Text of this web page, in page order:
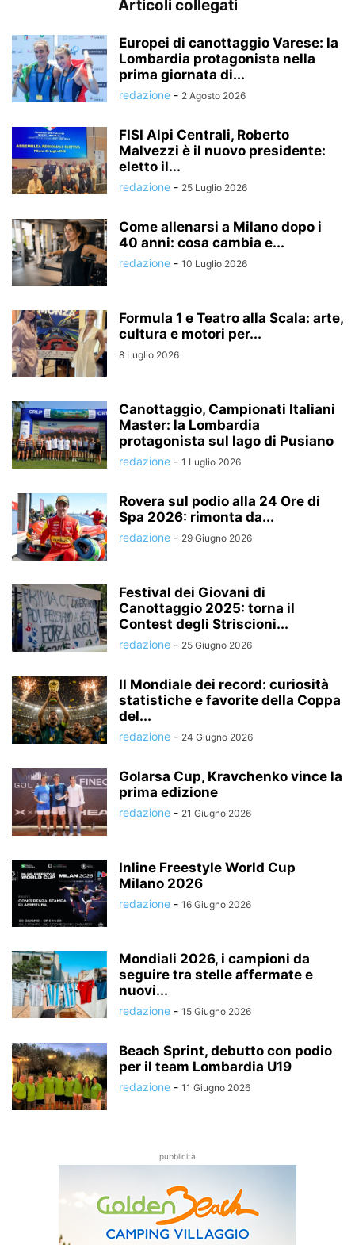
Articoli collegati
Europei di canottaggio Varese: la
Lombardia protagonista nella
prima giornata di...
redazione - 2 Agosto 2026
FISI Alpi Centrali, Roberto
Malvezzi è il nuovo presidente:
eletto il...
redazione - 25 Luglio 2026
Come allenarsi a Milano dopo i
40 anni: cosa cambia e...
redazione - 10 Luglio 2026
Formula 1 e Teatro alla Scala: arte,
cultura e motori per...
8 Luglio 2026
Canottaggio, Campionati Italiani
Master: la Lombardia
protagonista sul lago di Pusiano
redazione - 1 Luglio 2026
Rovera sul podio alla 24 Ore di
Spa 2026: rimonta da...
redazione - 29 Giugno 2026
Festival dei Giovani di
Canottaggio 2025: torna il
Contest degli Striscioni...
redazione - 25 Giugno 2026
Il Mondiale dei record: curiosità
statistiche e favorite della Coppa
del...
redazione - 24 Giugno 2026
Golarsa Cup, Kravchenko vince la
prima edizione
redazione - 21 Giugno 2026
Inline Freestyle World Cup
Milano 2026
redazione - 16 Giugno 2026
Mondiali 2026, i campioni da
seguire tra stelle affermate e
nuovi...
redazione - 15 Giugno 2026
Beach Sprint, debutto con podio
per il team Lombardia U19
redazione - 11 Giugno 2026
pubblicità